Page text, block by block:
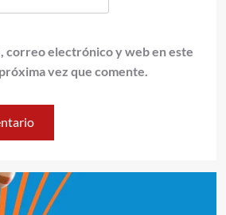
correo electrónico y web en este
vez que comente.